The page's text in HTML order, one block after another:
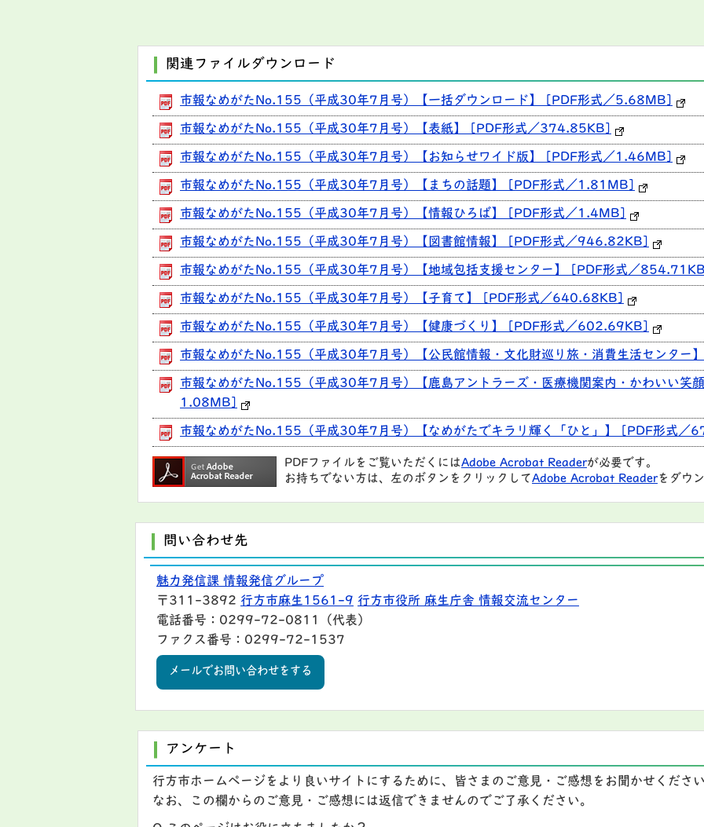
関連ファイルダウンロード
市報なめがたNo.155（平成30年7月号）【一括ダウンロード】 [PDF形式／5.68MB]
市報なめがたNo.155（平成30年7月号）【表紙】 [PDF形式／374.85KB]
市報なめがたNo.155（平成30年7月号）【お知らせワイド版】 [PDF形式／1.46MB]
市報なめがたNo.155（平成30年7月号）【まちの話題】 [PDF形式／1.81MB]
市報なめがたNo.155（平成30年7月号）【情報ひろば】 [PDF形式／1.4MB]
市報なめがたNo.155（平成30年7月号）【図書館情報】 [PDF形式／946.82KB]
市報なめがたNo.155（平成30年7月号）【地域包括支援センター】 [PDF形式／
市報なめがたNo.155（平成30年7月号）【子育て】 [PDF形式／640.68KB]
市報なめがたNo.155（平成30年7月号）【健康づくり】 [PDF形式／602.69KB]
市報なめがたNo.155（平成30年7月号）【公民館情報・文化財巡り旅・消費生活センタ
市報なめがたNo.155（平成30年7月号）【鹿島アントラーズ・医療機関案内・かわいい笑
1.08MB]
市報なめがたNo.155（平成30年7月号）【なめがたでキラリ輝く「ひと」】 [PDF形式／
PDFファイルをご覧いただくにはAdobe Acrobat Readerが必要です。
お持ちでない方は、左のボタンをクリックして Adobe Acrobat Readerをダウ
問い合わせ先
魅力発信課 情報発信グループ
〒311-3892 行方市麻生1561-9 行方市役所 麻生庁舎 情報交流センター
電話番号：0299-72-0811（代表）
ファクス番号：0299-72-1537
メールでお問い合わせをする
アンケート
行方市ホームページをより良いサイトにするために、皆さまのご意見・ご感想をお聞かせくださ
なお、この欄からのご意見・ご感想には返信できませんのでご了承ください。